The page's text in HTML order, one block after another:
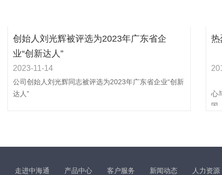
创始人刘光辉被评选为2023年广东省企
业“创新达人”
2023-11-14
公司创始人刘光辉同志被评选为2023年广东省企业“创新
达人”
热
心
国
走进中海通
产品中心
客户服务
新闻动态
人力资源